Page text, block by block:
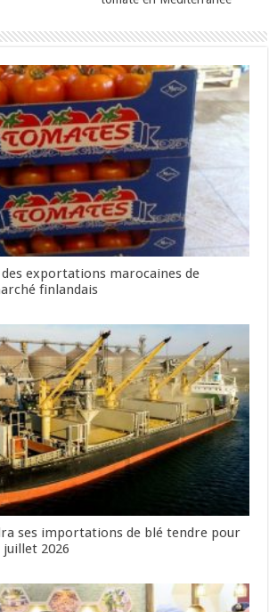
exportations marocaines de
finlandais
ses importations de blé tendre pour
2026